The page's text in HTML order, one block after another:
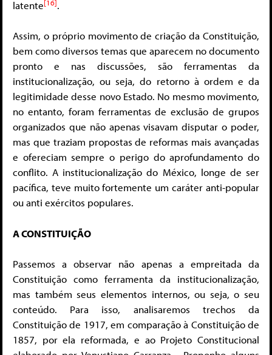
latente[16].
Assim, o próprio movimento de criação da Constituição,
bem como diversos temas que aparecem no documento
pronto e nas discussões, são ferramentas da
institucionalização, ou seja, do retorno à ordem e da
legitimidade desse novo Estado. No mesmo movimento,
no entanto, foram ferramentas de exclusão de grupos
organizados que não apenas visavam disputar o poder,
mas que traziam propostas de reformas mais avançadas
e ofereciam sempre o perigo do aprofundamento do
conflito. A institucionalização do México, longe de ser
pacífica, teve muito fortemente um caráter anti-popular
ou anti exércitos populares.
A CONSTITUIÇÃO
Passemos a observar não apenas a empreitada da
Constituição como ferramenta da institucionalização,
mas também seus elementos internos, ou seja, o seu
conteúdo. Para isso, analisaremos trechos da
Constituição de 1917, em comparação à Constituição de
1857, por ela reformada, e ao Projeto Constitucional